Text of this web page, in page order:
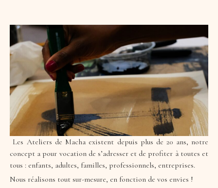
Les Ateliers de Macha existent depuis plus de 20 ans, notre
concept a pour vocation de s’adresser et de profiter à toutes et
tous : enfants, adultes, familles, professionnels, entreprises.
Nous réalisons tout sur-mesure, en fonction de vos envies !